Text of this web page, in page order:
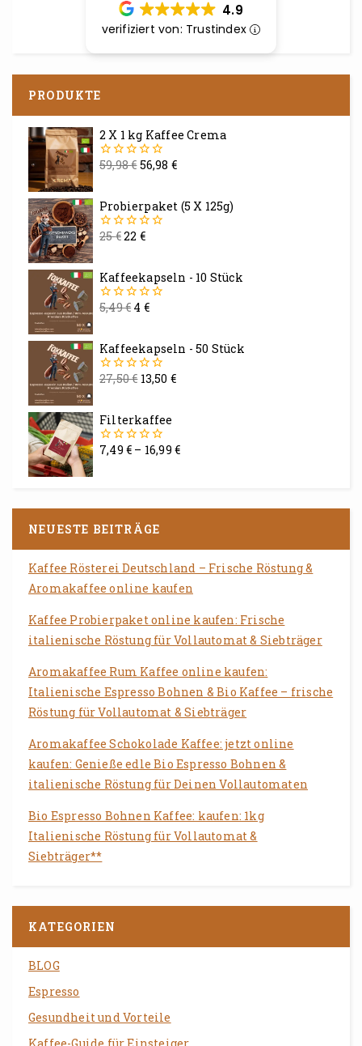
4.9
verifiziert von: Trustindex
PRODUKTE
2 X 1 kg Kaffee Crema
0
59,98€56,98 €
Probierpaket (5 X 125g)
0
25€22 €
Kaffeekapseln - 10 Stück
0
5,49€4 €
Kaffeekapseln - 50 Stück
0
27,50€ 13,50 €
Filterkaffee
0
7,49 € – 16,99€
NEUESTE BEITRÄGE
Kaffee Rösterei Deutschland – Frische Röstung &
Aromakaffee online kaufen
Kaffee Probierpaket online kaufen: Frische
italienische Röstung für Vollautomat & Siebträger
Aromakaffee Rum Kaffee online kaufen:
Italienische Espresso Bohnen & Bio Kaffee – frische
Röstung für Vollautomat & Siebträger
Aromakaffee Schokolade Kaffee: jetzt online
kaufen: Genieße edle Bio Espresso Bohnen &
italienische Röstung für Deinen Vollautomaten
Bio Espresso Bohnen Kaffee: kaufen: 1kg
Italienische Röstung für Vollautomat &
Siebträger**
KATEGORIEN
BLOG
Espresso
Gesundheit und Vorteile